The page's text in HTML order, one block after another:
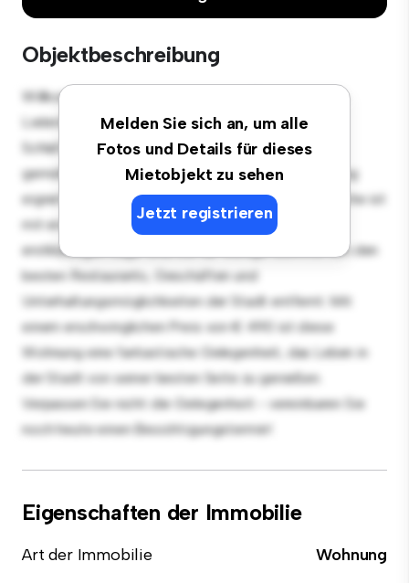
Objektbeschreibung
Melden Sie sich an, um alle
Fotos und Details für dieses
Mietobjekt zu sehen
Jetzt registrieren
Willkommen in Ihrem neuen urbanen Rückzugsort in
Liebnitz 37/5, 3820, Raabs/Th.! Diese moderne 2
Schlafzimmer-Wohnung bietet einen stilvollen und
gemütlichen Lebensraum. Die offene Raumaufteilung
eignet sich perfekt für Gäste, und die elegante Küche ist
mit erstklassigen Geräten ausgestattet. Dank der
erstklassigen Lage sind Sie nur wenige Schritte von den
besten Restaurants, Geschäften und
Unterhaltungsmöglichkeiten der Stadt entfernt. Mit
einem erschwinglichen Preis von € 490 ist diese
Wohnung eine fantastische Gelegenheit, das Leben in
der Stadt von seiner besten Seite zu genießen.
Verpassen Sie nicht die Gelegenheit - vereinbaren Sie
noch heute einen Besichtigungstermin!
Eigenschaften der Immobilie
Art der Immobilie
Wohnung